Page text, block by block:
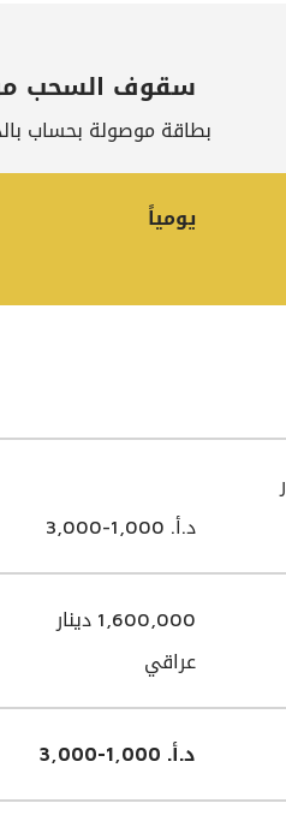
سقوف السحب
بطاقة موصولة بحساب
يومياً
د.أ. 1,000-3,000
1,600,000 دينار
عراقي
د.أ. 1,000-3,000